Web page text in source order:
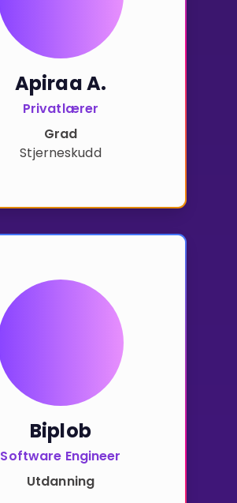
Apiraa A.
Privatlærer
Grad
Stjerneskudd
Biplob
Software Engineer
Utdanning